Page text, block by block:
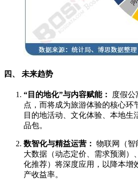
四、 未来趋势
“目的地化”与内容赋能：
度假公
点，而将成为旅游体验的核心环
目的地活动、文化体验、本地生
品包。
数智化与精益运营： 物联网（智
大数据（动态定价、需求预测）
化推荐）将深度应用，以降本增
产收益率。